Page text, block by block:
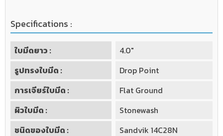
Specifications :
ใบมีดยาว :
4.0"
รูปทรงใบมีด :
Drop Point
การเจียร์ใบมีด :
Flat Ground
ผิวใบมีด :
Stonewash
ชนิดของใบมีด :
Sandvik 14C28N